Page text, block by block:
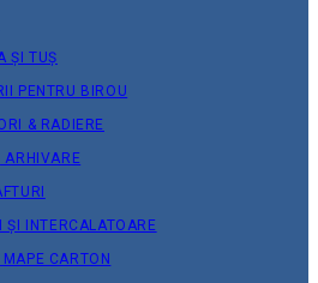
ȘI TUȘ
PENTRU BIROU
& RADIERE
ARHIVARE
ȘI INTERCALATOARE
MAPE CARTON